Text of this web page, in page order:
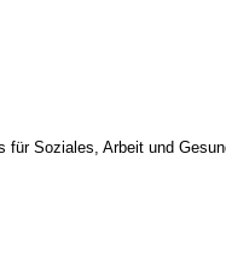
Soziales, Arbeit und